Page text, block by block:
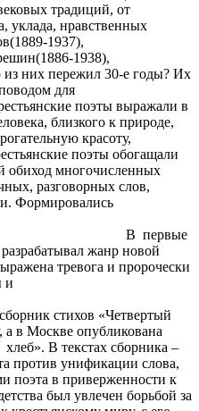
традиций, от
уклада, нравственных
1937),
1938),
них пережил 30-е годы? Их
для
поэты выражали в
близкого к природе,
красоту,
поэты обогащали
обиход многочисленных
разговорных слов,
Формировались
В первые
жанр новой
тревога и пророчески
и
стихов «Четвертый
в Москве опубликована
В текстах сборника –
против унификации слова,
поэта в приверженности к
был увлечен борьбой за